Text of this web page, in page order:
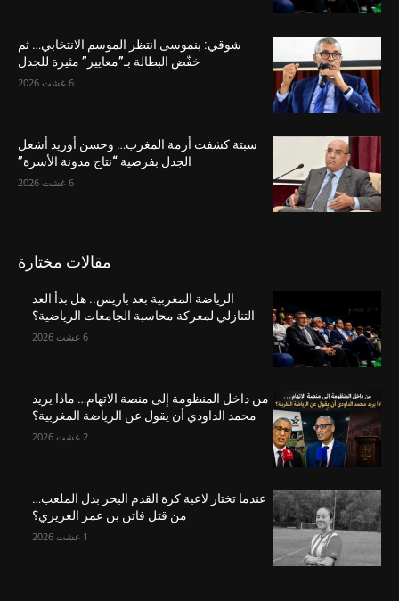
شوقي: بنموسى انتظر الموسم الانتخابي… ثم
خفّض البطالة بـ”معايير” مثيرة للجدل
6 غشت 2026
سبتة كشفت أزمة المغرب… وحسن أوريد أشعل
الجدل بفرضية “نتاج مدونة الأسرة”
6 غشت 2026
مقالات مختارة
الرياضة المغربية بعد باريس.. هل بدأ العد
التنازلي لمعركة محاسبة الجامعات الرياضية؟
6 غشت 2026
من داخل المنظومة إلى منصة الاتهام… ماذا يريد
محمد الداودي أن يقول عن الرياضة المغربية؟
2 غشت 2026
عندما تختار لاعبة كرة القدم البحر بدل الملعب…
من قتل فاتن بن عمر العزيزي؟
1 غشت 2026